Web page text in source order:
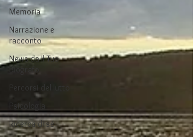
Memoria
Narrazione e
racconto
News da Il Tuo
Biografo
Percorsi del lutto
Psicologia
Ricerca di sé